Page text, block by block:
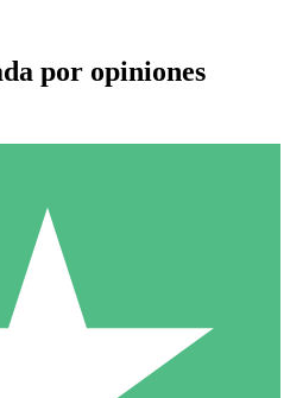
Individuales
de descarga. Sin compromiso
por opiniones